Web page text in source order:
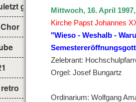
gemacht haben ...Mittwoch, 16. April
Kirche Papst Johannes
"Wieso - Weshalb -
Zelebrant:
Orgel: Josef Bungartz
Ordinarium: Wolfgang